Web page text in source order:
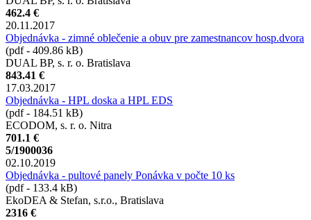
462.4 €
20.11.2017
Objednávka - zimné oblečenie a obuv pre zamestnancov hosp.dvora
(pdf - 409.86 kB)
DUAL BP, s. r. o. Bratislava
843.41 €
17.03.2017
Objednávka - HPL doska a HPL EDS
(pdf - 184.51 kB)
ECODOM, s. r. o. Nitra
701.1 €
5/1900036
02.10.2019
Objednávka - pultové panely Ponávka v počte 10 ks
(pdf - 133.4 kB)
EkoDEA & Stefan, s.r.o., Bratislava
2316 €